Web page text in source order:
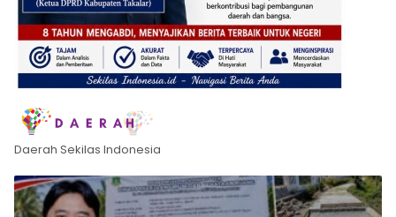
Daerah Sekilas Indonesia